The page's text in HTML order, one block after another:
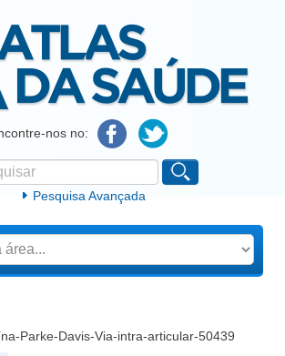
nos no:
procura
Pesquisa Avançada
Parke-Davis-Via-intra-articular-50439